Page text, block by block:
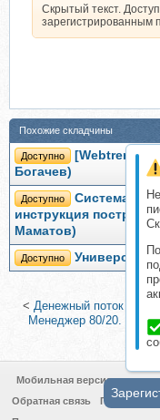
Скрытый текст.
зарегистрированным
Похожие складчины
Доступно
[Webtrening]
Богачев)
Доступно
Система
инструкция
Маматов)
Доступно
< Денежный поток из
Менеджер 80/20.
Мобильная версия
Обратная связь
Политика